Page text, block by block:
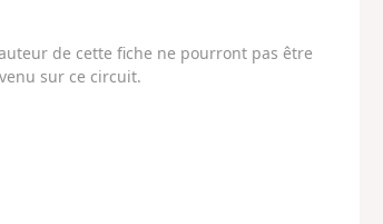
de cette fiche ne pourront pas être
sur ce circuit.